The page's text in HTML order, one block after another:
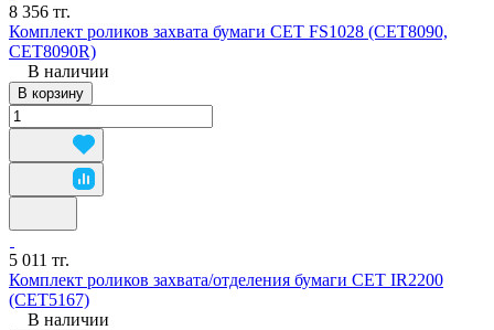
8 356 тг.
Комплект роликов захвата бумаги CET FS1028 (CET8090,
CET8090R)
В наличии
В корзину
5 011 тг.
Комплект роликов захвата/отделения бумаги CET IR2200
(CET5167)
В наличии